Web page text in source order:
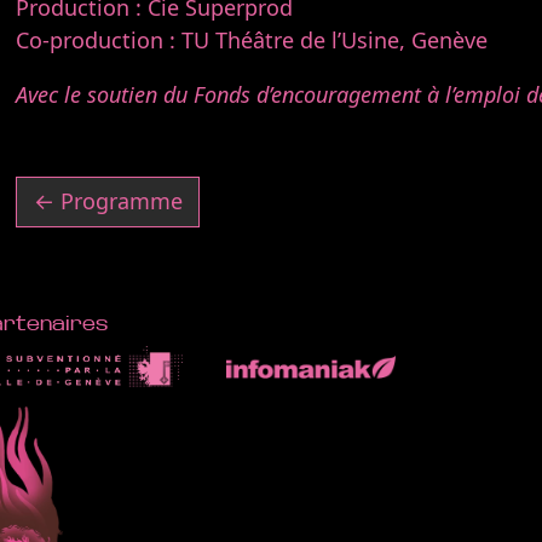
Production : Cie Superprod
Co-production : TU Théâtre de l’Usine, Genève
Avec le soutien du Fonds d’encouragement à l’emploi
← Programme